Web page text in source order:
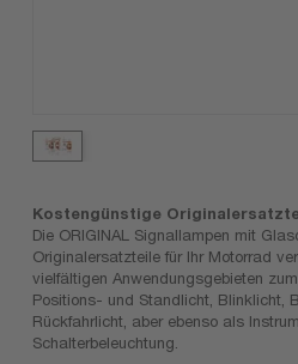
Kostengünstige
Die ORIGINAL Signallampen mit
Originalersatzteile für Ihr Motorrad
vielfältigen Anwendungsgebieten
Positions- und Standlicht, Blinklicht,
Rückfahrlicht, aber ebenso als
Schalterbeleuchtung.